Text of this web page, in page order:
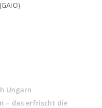
Ungarn
– das erfrischt die